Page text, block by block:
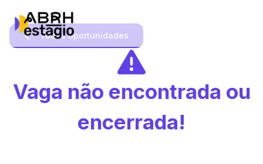
Todas oportunidades
Vaga não encontrada ou
encerrada!